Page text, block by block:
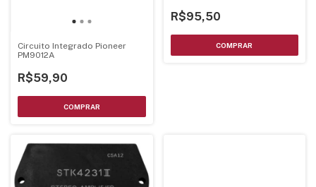
Circuito Integrado Pioneer
PM9012A
R$59,90
R$95,50